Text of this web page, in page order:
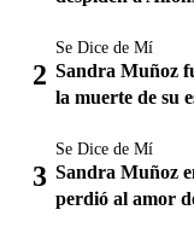
Se Dice de Mí
Sandra Muñoz
la muerte de su
Se Dice de Mí
Sandra Muñoz
perdió al amor